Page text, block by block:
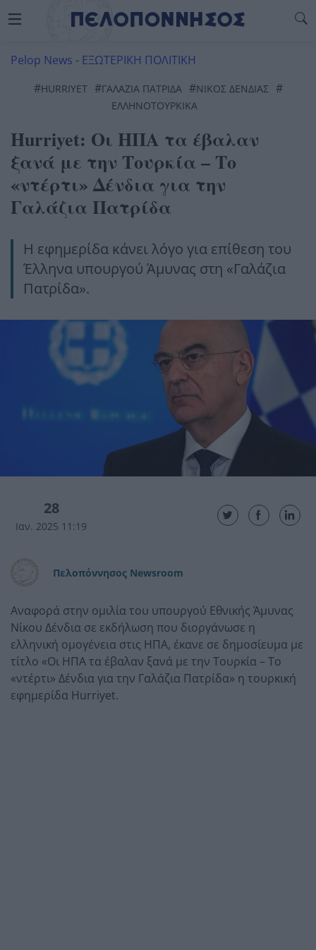
Pelop News - ΕΞΩΤΕΡΙΚΗ ΠΟΛΙΤΙΚΗ
#HURRIYET #ΓΑΛΑΖΙΑ ΠΑΤΡΙΔΑ #ΝΙΚΟΣ ΔΕΝΔΙΑΣ #
ΕΛΛΗΝΟΤΟΥΡΚΙΚΆ
Hurriyet: Οι ΗΠΑ τα έβαλαν
ξανά με την Τουρκία – Το
«ντέρτι» Δένδια για την
Γαλάζια Πατρίδα
Η εφημερίδα κάνει λόγο για επίθεση του
Έλληνα υπουργού Άμυνας στη «Γαλάζια
Πατρίδα».
28
Ιαν. 2025 11:19
Πελοπόννησος Newsroom
Αναφορά στην ομιλία του υπουργού Εθνικής Άμυνας
Νίκου Δένδια σε εκδήλωση που διοργάνωσε η
ελληνική ομογένεια στις ΗΠΑ, έκανε σε δημοσίευμα με
τίτλο «Οι ΗΠΑ τα έβαλαν ξανά με την Τουρκία – Το
«ντέρτι» Δένδια για την Γαλάζια Πατρίδα» η τουρκική
εφημερίδα Hurriyet.